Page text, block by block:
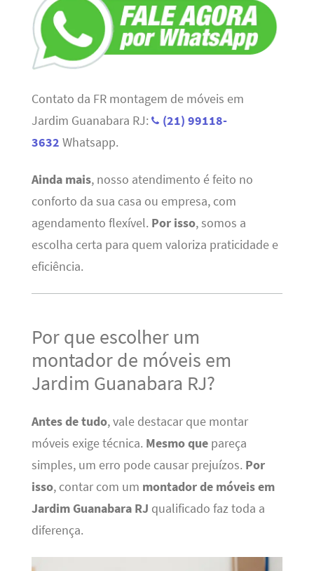
Contato da FR montagem de móveis em
Jardim Guanabara RJ:
(21) 99118-
3632 Whatsapp.
Ainda mais, nosso atendimento é feito no
conforto da sua casa ou empresa, com
agendamento flexível. Por isso, somos a
escolha certa para quem valoriza praticidade e
eficiência.
Por que escolher um
montador de móveis em
Jardim Guanabara RJ?
Antes de tudo, vale destacar que montar
móveis exige técnica. Mesmo quepareça
simples, um erro pode causar prejuízos. Por
isso, contar com um montador de móveis em
Jardim Guanabara RJ qualificado faz toda a
diferença.